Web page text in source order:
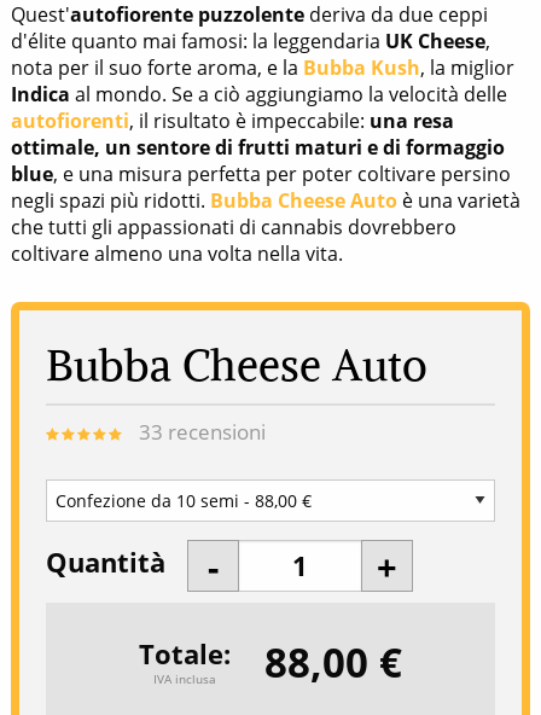
Quest'autofiorente puzzolentederiva da due ceppi
d'élite quanto mai famosi: la leggendaria UK Cheese,
nota per il suo forte aroma, e la Bubba Kush, la miglior
Indica al mondo. Se a ciò aggiungiamo la velocità delle
autofiorenti, il risultato è impeccabile: una resa
ottimale, un sentore di frutti maturi e di formaggio
blue, e una misura perfetta per poter coltivare persino
negli spazi più ridotti. Bubba Cheese Autoè una varietà
che tutti gli appassionati di cannabis dovrebbero
coltivare almeno una volta nella vita.
Bubba Cheese Auto
33 recensioni
Quantità
Totale
IVA inclusa 88,00 €